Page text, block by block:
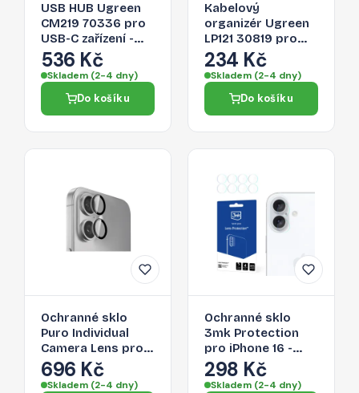
USB HUB Ugreen
CM219 70336 pro
USB-C zařízení -
šedá
536 Kč
Skladem (2-4 dny)
Do košíku
Kabelový
organizér Ugreen
LP121 30819 pro
kabely - černá
234 Kč
Skladem (2-4 dny)
Do košíku
Ochranné sklo
Puro Individual
Camera Lens pro
iPhone 16 / iPhone
16 Plus - průhledné
696 Kč
Skladem (2-4 dny)
Ochranné sklo
3mk Protection
pro iPhone 16 -
lens protection
(kamera)
298 Kč
Skladem (2-4 dny)